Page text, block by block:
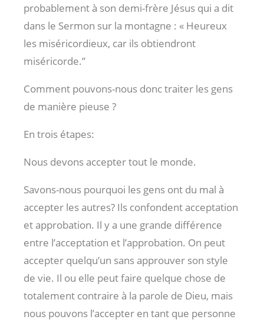
probablement à son demi-frère Jésus qui a dit
dans le Sermon sur la montagne : « Heureux
les miséricordieux, car ils obtiendront
miséricorde.”
Comment pouvons-nous donc traiter les gens
de manière pieuse ?
En trois étapes:
Nous devons accepter tout le monde.
Savons-nous pourquoi les gens ont du mal à
accepter les autres? Ils confondent acceptation
et approbation. Il y a une grande différence
entre l’acceptation et l’approbation. On peut
accepter quelqu’un sans approuver son style
de vie. Il ou elle peut faire quelque chose de
totalement contraire à la parole de Dieu, mais
nous pouvons l’accepter en tant que personne